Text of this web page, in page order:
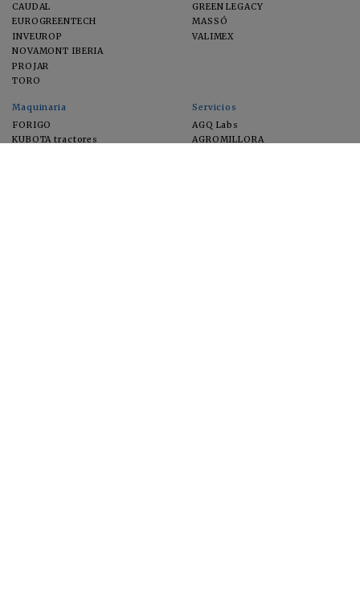
CAUDAL
EUROGREENTECH
INVEUROP
NOVAMONT IBERIA
PROJAR
TORO
GREEN LEGACY
MASSÓ
VALIMEX
Maquinaria
FORIGO
KUBOTA tractores
Servicios
AGQ Labs
AGROMILLORA